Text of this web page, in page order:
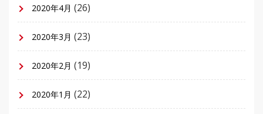
2020年4月 (26)
2020年3月 (23)
2020年2月 (19)
2020年1月 (22)